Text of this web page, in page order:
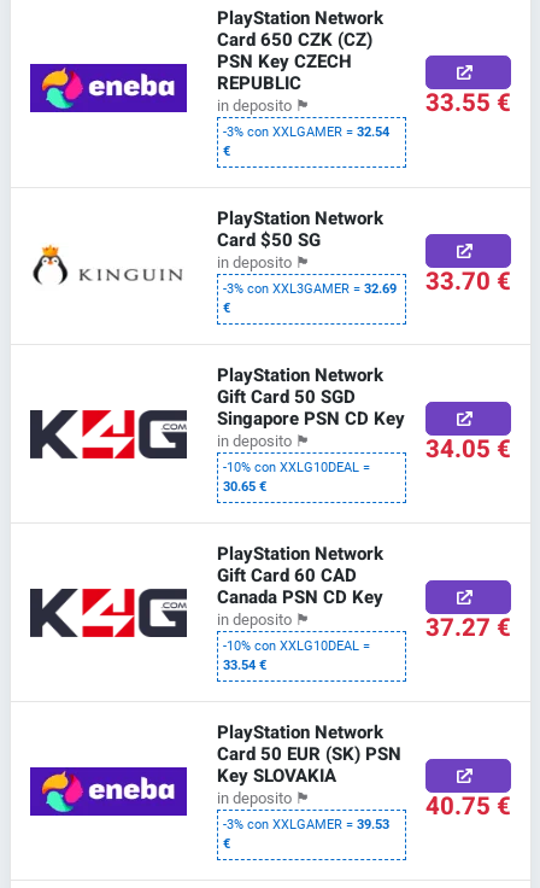
PlayStation Network
Card 650 CZK (CZ)
PSN Key CZECH
REPUBLIC
in deposito 🏴
-3% con XXLGAMER =32.54
€
33.55 €
PlayStation Network
Card $50 SG
in deposito 🏴
-3% con XXL3GAMER =32.69
€
33.70 €
PlayStation Network
Gift Card 50 SGD
Singapore PSN CD Key
in deposito 🏴
-10% con XXLG10DEAL =
30.65 €
34.05 €
PlayStation Network
Gift Card 60 CAD
Canada PSN CD Key
in deposito 🏴
-10% con XXLG10DEAL =
33.54 €
37.27 €
PlayStation Network
Card 50 EUR (SK) PSN
Key SLOVAKIA
in deposito 🏴
-3% con XXLGAMER =39.53
€
40.75 €